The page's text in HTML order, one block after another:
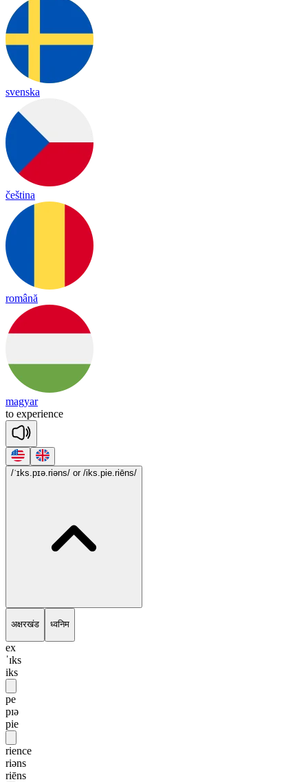
svenska
čeština
română
magyar
to experience
/ˈɪks.pɪə.riəns/ or /iks.pie.riēns/
अक्षरखंड ध्वनिम
ex
ˈɪks
iks
pe
pɪə
pie
rience
riəns
riēns